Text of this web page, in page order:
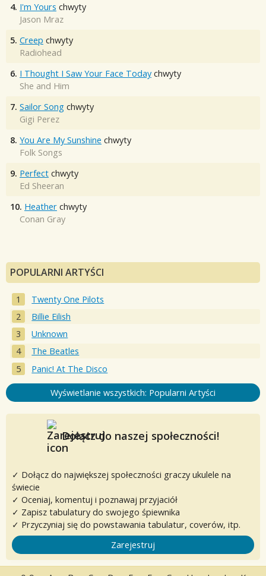
4. I'm Yours chwyty
Jason Mraz
5. Creep chwyty
Radiohead
6. I Thought I Saw Your Face Today chwyty
She and Him
7. Sailor Song chwyty
Gigi Perez
8. You Are My Sunshine chwyty
Folk Songs
9. Perfect chwyty
Ed Sheeran
10. Heather chwyty
Conan Gray
POPULARNI ARTYŚCI
Twenty One Pilots
Billie Eilish
Unknown
The Beatles
Panic! At The Disco
Wyświetlanie wszystkich: Popularni Artyści
Dołącz do naszej społeczności!
✓ Dołącz do największej społeczności graczy ukulele na
świecie
✓ Oceniaj, komentuj i poznawaj przyjaciół
✓ Zapisz tabulatury do swojego śpiewnika
✓ Przyczyniaj się do powstawania tabulatur, coverów, itp.
Zarejestruj